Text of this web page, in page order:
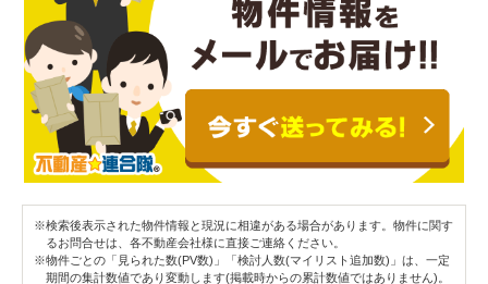
※検索後表示された物件情報と現況に相違がある場合があります。物件に関す
るお問合せは、各不動産会社様に直接ご連絡ください。
※物件ごとの「見られた数(PV数)」「検討人数(マイリスト追加数)」は、一定
期間の集計数値であり変動します(掲載時からの累計数値ではありません)。